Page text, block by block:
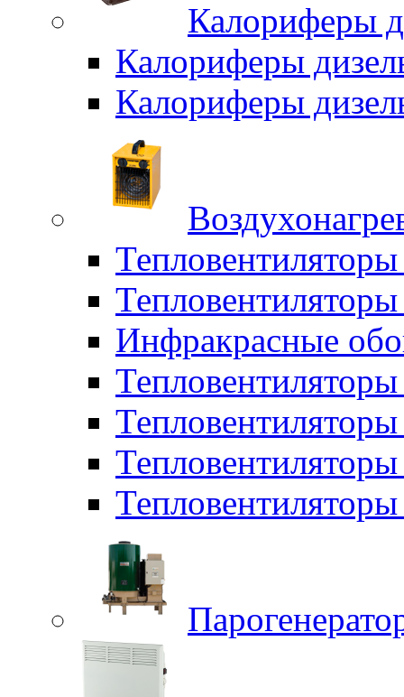
Калориферы
Калориферы
Калориферы
Тепловентиляторы
Инфракрасные